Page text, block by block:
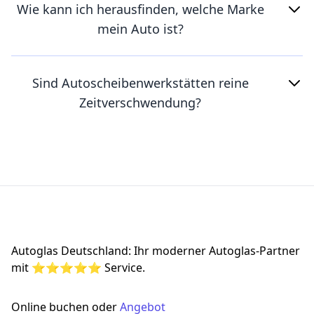
Wie kann ich herausfinden, welche Marke
mein Auto ist?
Sind Autoscheibenwerkstätten reine
Zeitverschwendung?
Autoglas Deutschland: Ihr moderner Autoglas-Partner
mit ⭐⭐⭐⭐⭐ Service.
Online buchen oderAngebot